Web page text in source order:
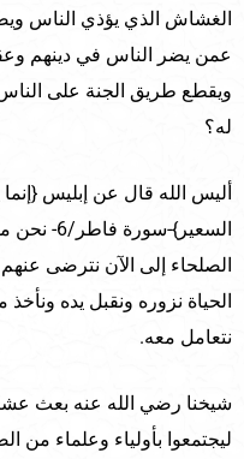
الغشاش الذي يؤذي الناس
عمن يضر الناس في دينهم
ويقطع طريق الجنة على
له؟
أليس الله قال عن إبليس
السعير}-
الصلحاء إلى الآن نترضى
الحياة نزوره ونقبل يده
نتعامل معه.
شيخنا رضي الله عنه بعث
ليجتمعوا بأولياء وعلماء من